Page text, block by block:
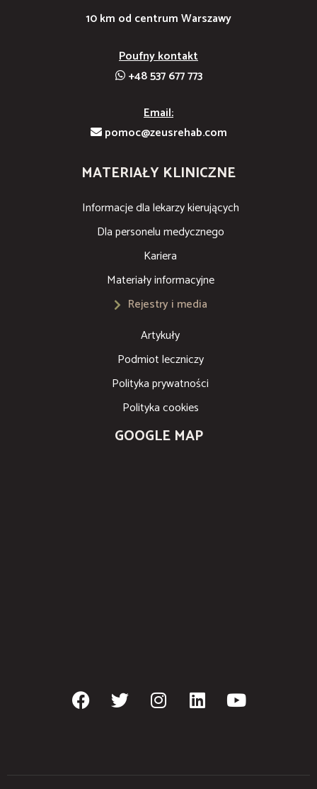
10 km od centrum Warszawy
Poufny kontakt
+48 537 677 773
Email:
pomoc@zeusrehab.com
MATERIAŁY KLINICZNE
Informacje dla lekarzy kierujących
Dla personelu medycznego
Kariera
Materiały informacyjne
Rejestry i media
Artykuły
Podmiot leczniczy
Polityka prywatności
Polityka cookies
GOOGLE MAP